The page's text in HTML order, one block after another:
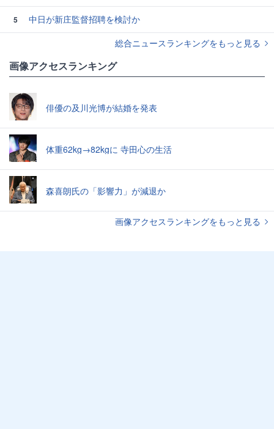
5
中日が新庄監督招聘を検討か
総合ニュースランキングをもっと見る
画像アクセスランキング
俳優の及川光博が結婚を発表
体重62kg→82kgに 寺田心の生活
森喜朗氏の「影響力」が減退か
画像アクセスランキングをもっと見る